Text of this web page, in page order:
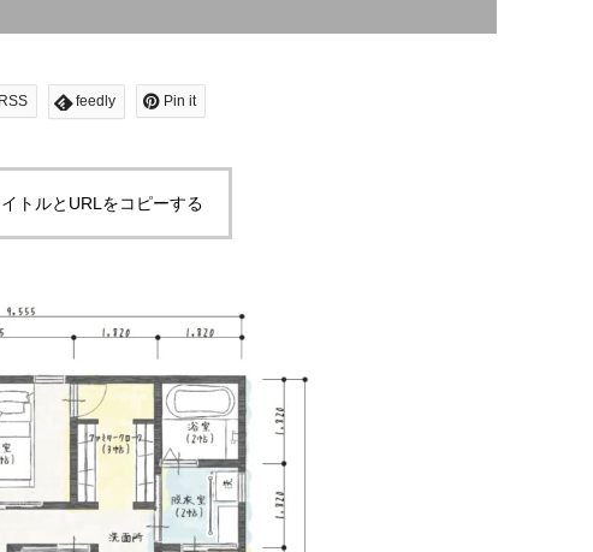
RSS feedly Pin it
トルとURLをコピーする